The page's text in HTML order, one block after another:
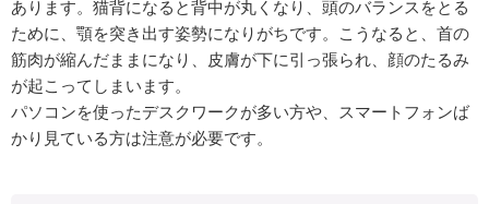
あります。猫背になると背中が丸くなり、頭のバランスをとる
ために、顎を突き出す姿勢になりがちです。こうなると、首の
筋肉が縮んだままになり、皮膚が下に引っ張られ、顔のたるみ
が起こってしまいます。
パソコンを使ったデスクワークが多い方や、スマートフォンば
かり見ている方は注意が必要です。